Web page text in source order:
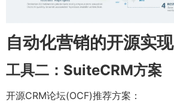
自动化营销的开源实现
工具二：SuiteCRM方案
开源CRM论坛(OCF)推荐方案：